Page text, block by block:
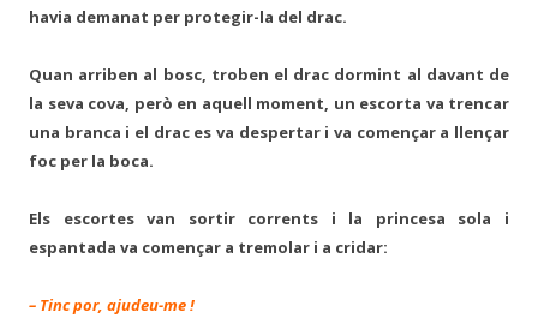
havia demanat per protegir-la del drac.
Quan arriben al bosc, troben el drac dormint al davant de
la seva cova, però en aquell moment, un escorta va trencar
una branca i el drac es va despertar i va començar a llençar
foc per la boca.
Els escortes van sortir corrents i la princesa sola i
espantada va començar a tremolar i a cridar:
– Tinc por, ajudeu-me !